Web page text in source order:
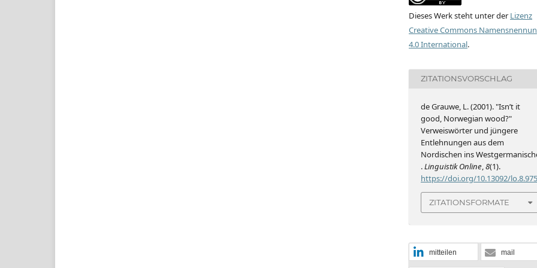
Dieses Werk steht unter derLizenz
Creative Commons
4.0 International.
ZITATIONSVORSCHLAG
de Grauwe, L. (2001). "Isn’t it
good, Norwegian wood?"
Verweiswörter und jüngere
Entlehnungen aus dem
Nordischen ins
.Linguistik Online,8(1).
https://doi.org/10.13092/lo.8.975
ZITATIONSFORMATE
mitteilen mail